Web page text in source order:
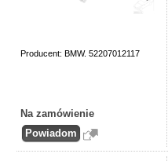
Producent: BMW. 52207012117
Na zamówienie